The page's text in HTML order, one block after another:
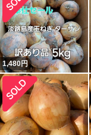
1,480円